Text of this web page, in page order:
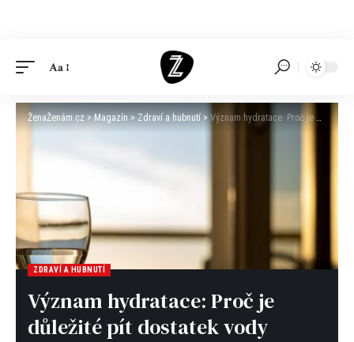
Aa
ŽenaŽenám.cz>Magazín>Zdraví a hubnutí> Význam hydratace: Proč je důležité pít dostatek vody
ZDRAVÍ A HUBNUTÍ
Význam hydratace: Proč je
důležité pít dostatek vody